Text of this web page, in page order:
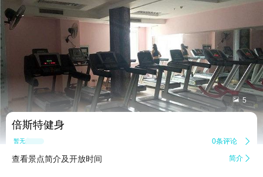
 5
倍斯特健身
暂无点评 0条评论 
查看景点简介及开放时间 简介 
